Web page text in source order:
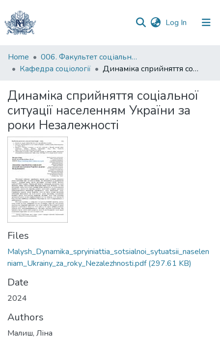
Log In (current)
Communities
&
All of DSpace
Statistics
Home
006. Факультет соціальних наук і соціальних технологій
Кафедра соціології
Динаміка сприйняття соціальної ситуації населенням України за роки Незалежності
Динаміка сприйняття соціальної
ситуації населенням України за
роки Незалежності
Files
Malysh_Dynamika_spryiniattia_sotsialnoi_sytuatsii_naselen
niam_Ukrainy_za_roky_Nezalezhnosti.pdf(297.61 KB)
Date
2024
Authors
Малиш, Ліна